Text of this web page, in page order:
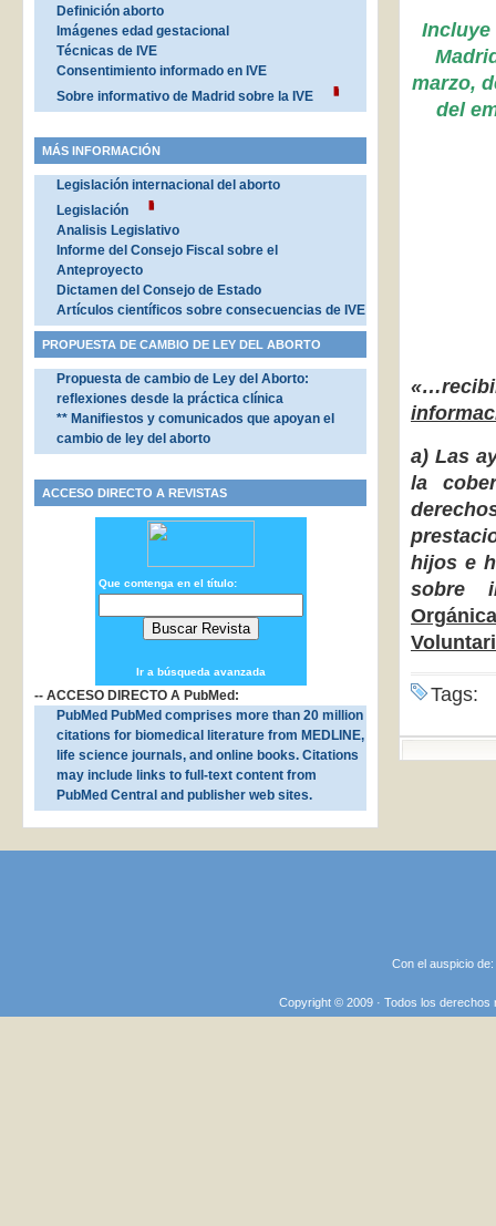
Incluye
marzo,
del
a) Las
la
hijos e
sobre
Tags:
Definición aborto
Imágenes edad gestacional
Técnicas de IVE
Consentimiento informado en IVE
Sobre informativo de Madrid sobre la IVE
MÁS INFORMACIÓN
Legislación internacional del aborto
Legislación
Analisis Legislativo
Informe del Consejo Fiscal sobre el
Anteproyecto
Dictamen del Consejo de Estado
Artículos científicos sobre consecuencias de IVE
PROPUESTA DE CAMBIO DE LEY DEL ABORTO
Propuesta de cambio de Ley del Aborto:
reflexiones desde la práctica clínica
** Manifiestos y comunicados que apoyan el
cambio de ley del aborto
ACCESO DIRECTO A REVISTAS
Que contenga en el título:
Ir a búsqueda avanzada
-- ACCESO DIRECTO A PubMed:
PubMed PubMed comprises more than 20 million
citations for biomedical literature from MEDLINE,
life science journals, and online books. Citations
may include links to full-text content from
PubMed Central and publisher web sites.
Con el auspicio de:
Copyright © 2009 · Todos los derechos